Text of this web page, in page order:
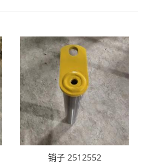
销子 2512552